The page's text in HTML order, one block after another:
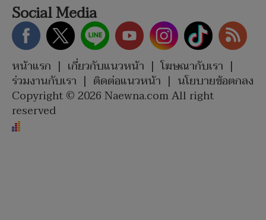
Social Media
หน้าแรก | เกี่ยวกับแนวหน้า | โฆษณากับเรา |
ร่วมงานกับเรา | ติดต่อแนวหน้า | นโยบายข้อตกลง
Copyright © 2026 Naewna.com All right
reserved